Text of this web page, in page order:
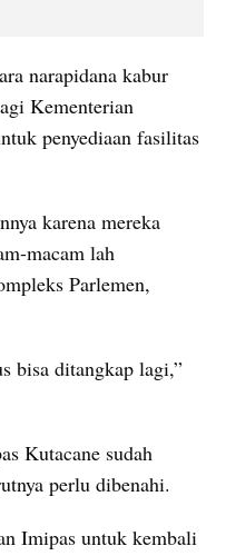
narapidana kabur
Kementerian
penyediaan fasilitas
karena mereka
macam lah
Parlemen,
bisa ditangkap lagi,”
Kutacane sudah
perlu dibenahi.
Imipas untuk kembali